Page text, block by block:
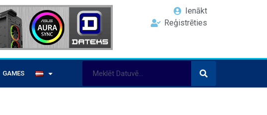
Ienākt
Reģistrēties
GAMES